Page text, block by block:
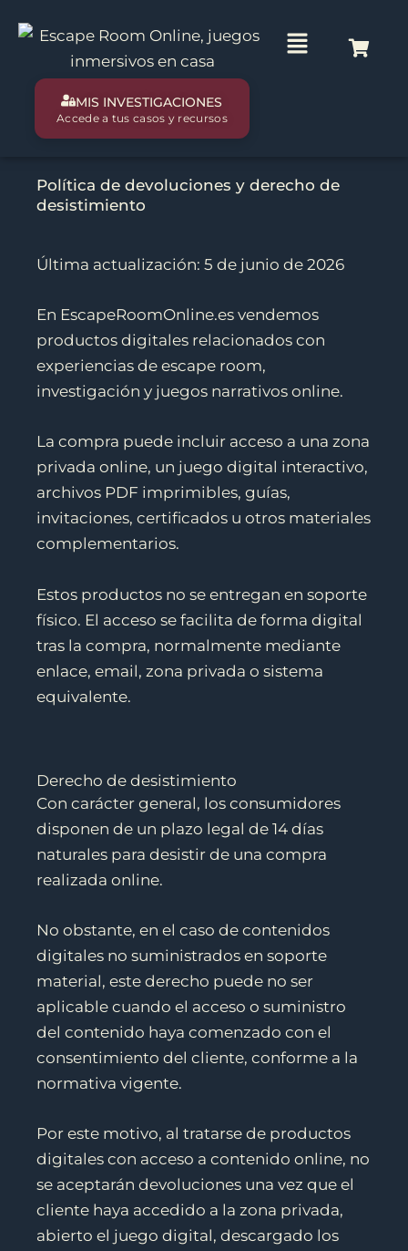
contenido
Main
MIS INVESTIGACIONES
Accede a tus casos y recursos
Política de devoluciones y derecho de
desistimiento
Última actualización: 5 de junio de 2026
En EscapeRoomOnline.es vendemos
productos digitales relacionados con
experiencias de escape room,
investigación y juegos narrativos online.
La compra puede incluir acceso a una zona
privada online, un juego digital interactivo,
archivos PDF imprimibles, guías,
invitaciones, certificados u otros materiales
complementarios.
Estos productos no se entregan en soporte
físico. El acceso se facilita de forma digital
tras la compra, normalmente mediante
enlace, email, zona privada o sistema
equivalente.
Derecho de desistimiento
Con carácter general, los consumidores
disponen de un plazo legal de 14 días
naturales para desistir de una compra
realizada online.
No obstante, en el caso de contenidos
digitales no suministrados en soporte
material, este derecho puede no ser
aplicable cuando el acceso o suministro
del contenido haya comenzado con el
consentimiento del cliente, conforme a la
normativa vigente.
Por este motivo, al tratarse de productos
digitales con acceso a contenido online, no
se aceptarán devoluciones una vez que el
cliente haya accedido a la zona privada,
abierto el juego digital, descargado los